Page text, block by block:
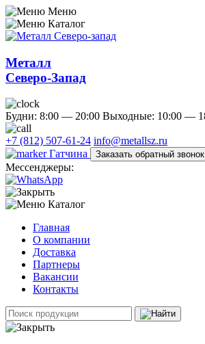
Меню
Каталог
Металл
Северо-Запад
Будни: 8:00 — 20:00 Выходные: 10:00 —
+7 (812) 507-61-24 info@metallsz.ru
Гатчина
Заказать обратный звонок
Мессенджеры:
Каталог
Главная
О компании
Доставка
Партнеры
Вакансии
Контакты